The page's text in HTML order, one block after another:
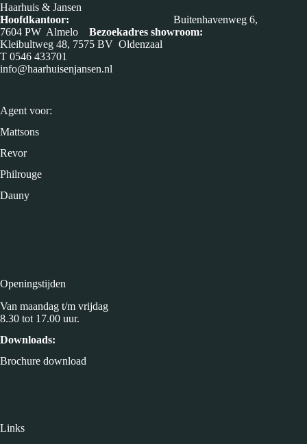
Haarhuis & Jansen
Hoofdkantoor: Buitenhavenweg 6,
7604 PW Almelo Bezoekadres showroom:
Kleibultweg 48, 7575 BV Oldenzaal
T 0546 433701
info@haarhuisenjansen.nl
Agent voor:
Mattsons
Revor
Philrouge
Dauny
Openingstijden
Van maandag t/m vrijdag
8.30 tot 17.00 uur.
Downloads:
Brochure download
Links